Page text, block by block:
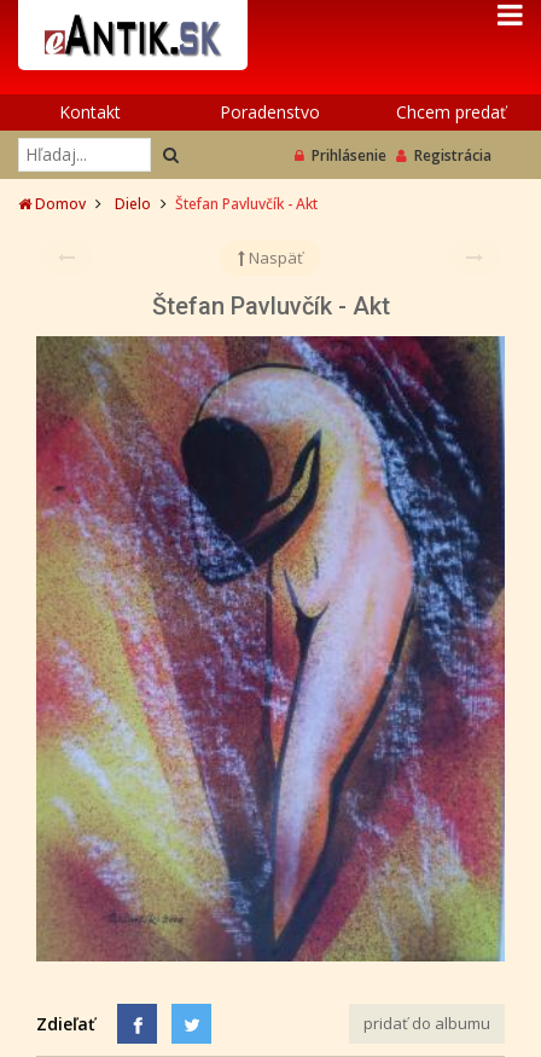
Kontakt Poradenstvo Chcem predať
Prihlásenie Registrácia
Domov Dielo Štefan Pavluvčík - Akt
Naspäť
Štefan Pavluvčík - Akt
Zdieľať pridať do albumu